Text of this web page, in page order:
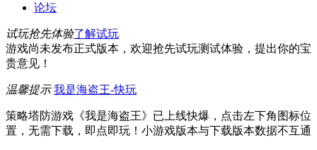
论坛
试玩抢先体验了解试玩
游戏尚未发布正式版本，欢迎抢先试玩测试体验，提出你的宝
贵意见！
温馨提示 我是海盗王-快玩
策略塔防游戏《我是海盗王》已上线快爆，点击左下角图标位
置，无需下载，即点即玩！小游戏版本与下载版本数据不互通